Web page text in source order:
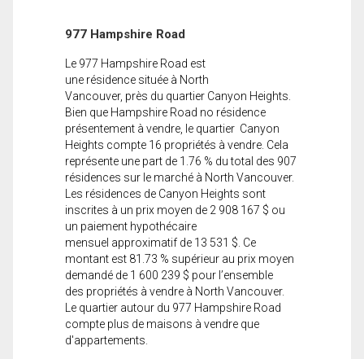
977 Hampshire Road
Le 977 Hampshire Road est
une résidence située à North
Vancouver, près du quartier Canyon Heights.
Bien que Hampshire Road no résidence
présentement à vendre, le quartier Canyon
Heights compte 16 propriétés à vendre. Cela
représente une part de 1.76 % du total des 907
résidences sur le marché à North Vancouver.
Les résidences de Canyon Heights sont
inscrites à un prix moyen de 2 908 167 $ ou
un paiement hypothécaire
mensuel approximatif de 13 531 $. Ce
montant est 81.73 % supérieur au prix moyen
demandé de 1 600 239 $ pour l’ensemble
des propriétés à vendre à North Vancouver.
Le quartier autour du 977 Hampshire Road
compte plus de maisons à vendre que
d'appartements.